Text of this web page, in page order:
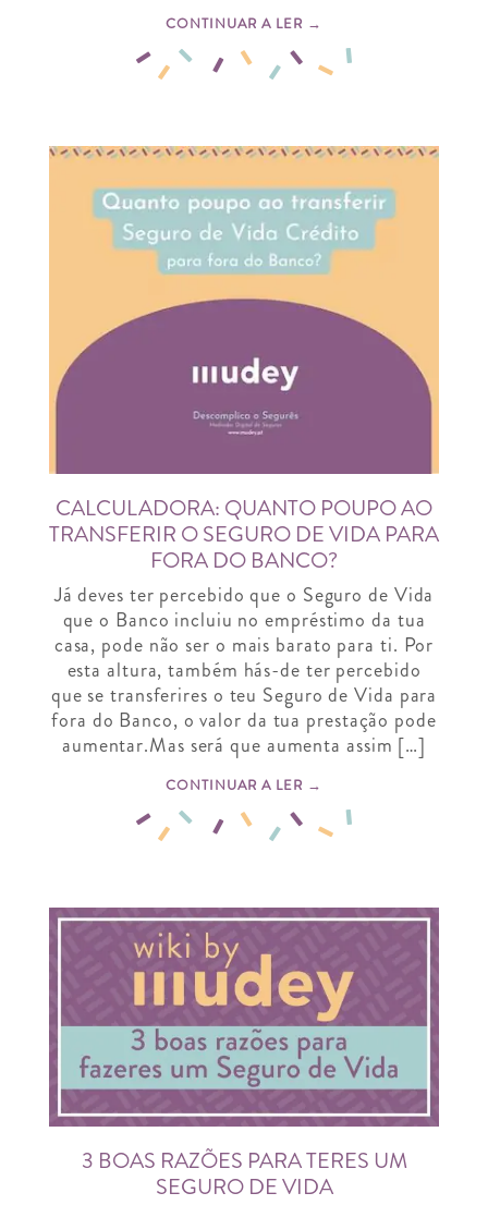
CONTINUAR A LER →
CALCULADORA: QUANTO POUPO AO
TRANSFERIR O SEGURO DE VIDA PARA
FORA DO BANCO?
Já deves ter percebido que o Seguro de Vida
que o Banco incluiu no empréstimo da tua
casa, pode não ser o mais barato para ti. Por
esta altura, também hás-de ter percebido
que se transferires o teu Seguro de Vida para
fora do Banco, o valor da tua prestação pode
aumentar.Mas será que aumenta assim […]
CONTINUAR A LER →
3 BOAS RAZÕES PARA TERES UM
SEGURO DE VIDA